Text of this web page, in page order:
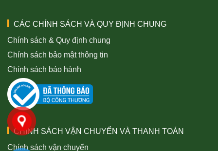
CÁC CHÍNH SÁCH VÀ QUY ĐỊNH CHUNG
Chính sách & Quy định chung
Chính sách bảo mật thông tin
Chính sách bảo hành
CHÍNH SÁCH VẬN CHUYỂN VÀ THANH TOÁN
Chính sách vận chuyển